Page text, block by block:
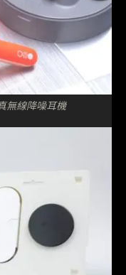
無線降噪耳機